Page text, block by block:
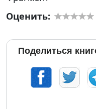
Оценить:
Поделиться